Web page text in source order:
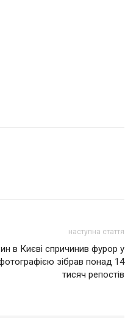
наступна стаття
в Києві спричинив фурор у
зібрав понад 14
тисяч репостів